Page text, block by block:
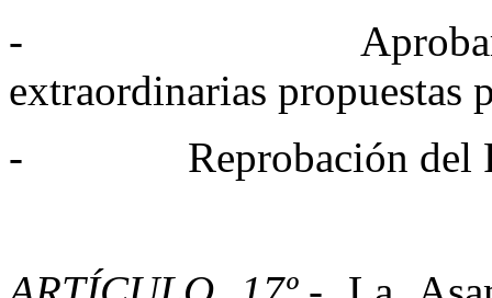
- Aprobar el
extraordinarias propuestas
- Reprobación del